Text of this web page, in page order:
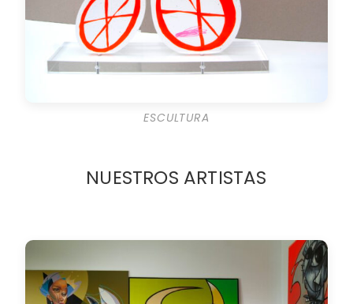
ESCULTURA
NUESTROS ARTISTAS